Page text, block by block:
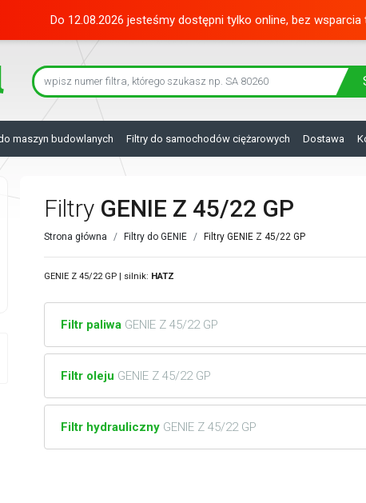
Do 12.08.2026 jesteśmy dostępni tylko online, bez
maszyn budowlanych Filtry do samochodów ciężarowych Dostawa
Filtry GENIE Z 45/22 GP
Strona główna Filtry do GENIE Filtry GENIE Z 45/22 GP
GENIE Z 45/22 GP | silnik: HATZ
Filtr paliwa GENIE Z 45/22 GP
Filtr oleju GENIE Z 45/22 GP
Filtr hydrauliczny GENIE Z 45/22 GP